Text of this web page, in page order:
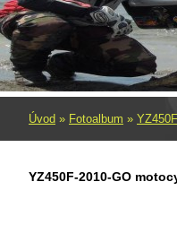
Úvod » Fotoalbum »
YZ450F-2010-GO